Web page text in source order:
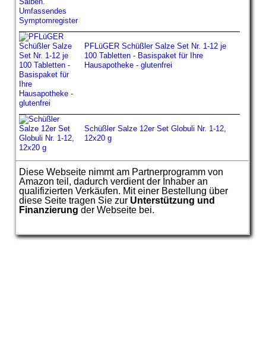
PFLüGER Schüßler Salze Set Nr. 1-12 je
100 Tabletten - Basispaket für Ihre
Hausapotheke - glutenfrei
Schüßler Salze 12er Set Globuli Nr. 1-12,
12x20 g
Diese Webseite nimmt am Partnerprogramm von
Amazon teil, dadurch verdient der Inhaber an
qualifizierten Verkäufen. Mit einer Bestellung über
diese Seite tragen Sie zur Unterstützung und
Finanzierung der Webseite bei.